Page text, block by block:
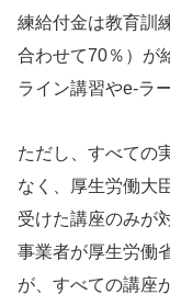
練給付金は教育訓
合わせて70％）が
ライン講習やe-ラ
ただし、すべての
なく、厚生労働大
受けた講座のみが
事業者が厚生労働
が、すべての講座